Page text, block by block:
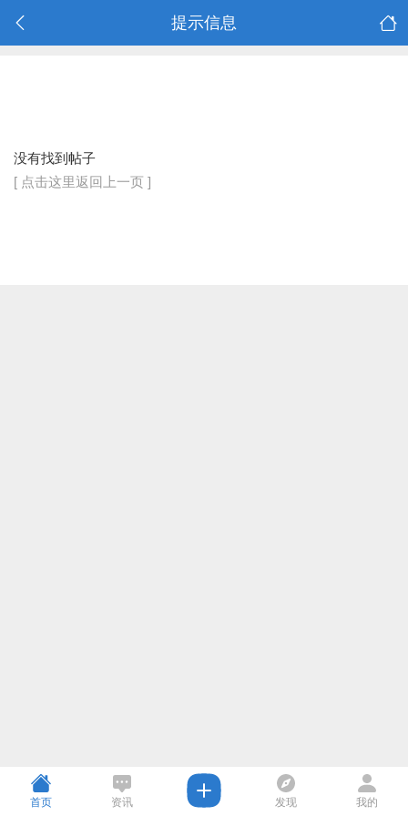
提示信息
没有找到帖子
[ 点击这里返回上一页 ]
首页 资讯 发现 我的